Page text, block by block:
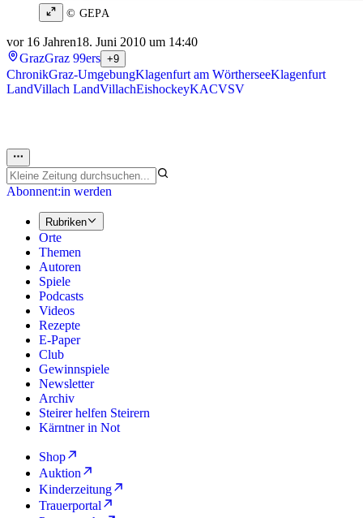
© GEPA
vor 16 Jahren18. Juni 2010 um 14:40
GrazGraz 99ers +9
ChronikGraz-UmgebungKlagenfurt am WörtherseeKlagenfurt
LandVillach LandVillachEishockeyKACVSV
Abonnent:in werden
Rubriken
Orte
Themen
Autoren
Spiele
Podcasts
Videos
Rezepte
E-Paper
Club
Gewinnspiele
Newsletter
Archiv
Steirer helfen Steirern
Kärntner in Not
Shop
Auktion
Kinderzeitung
Trauerportal